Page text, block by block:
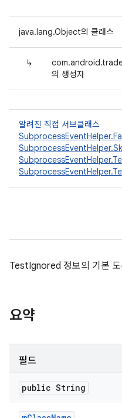
java.lang.Object의 클래스
↳
의 생성자
알려진 직접 서브클래스
TestIgnored 정보의 기본
요약
필드
public String